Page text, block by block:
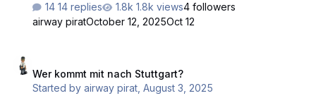
einen angenehmen Flug. Gruß Hermann
14 replies 1.8k views4 followers
airway piratOctober 12, 2025Oct 12
Wer kommt mit nach Stuttgart?
Started byairway pirat ,August 3, 2025